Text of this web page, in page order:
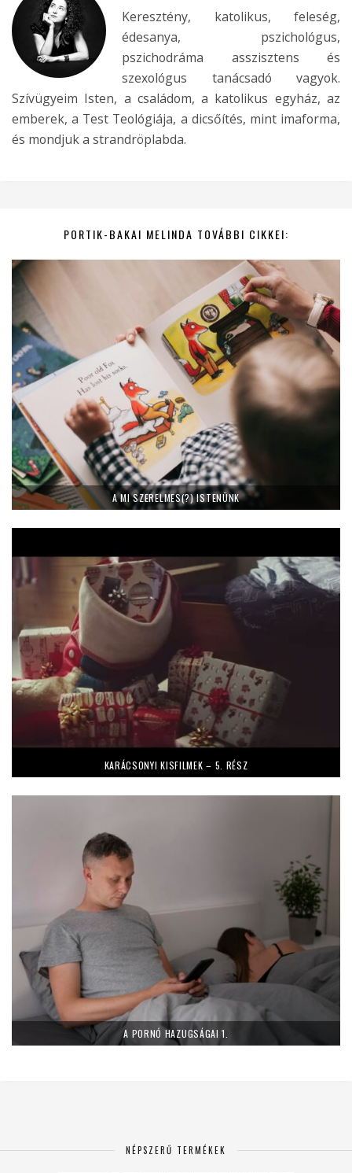
Keresztény, katolikus, feleség,
édesanya, pszichológus,
pszichodráma asszisztens és
szexológus tanácsadó vagyok.
Szívügyeim Isten, a családom, a katolikus egyház, az
emberek, a Test Teológiája, a dicsőítés, mint imaforma,
és mondjuk a strandröplabda.
PORTIK-BAKAI MELINDA TOVÁBBI CIKKEI:
A MI SZERELMES(?) ISTENÜNK
KARÁCSONYI KISFILMEK – 5. RÉSZ
A PORNÓ HAZUGSÁGAI 1.
NÉPSZERŰ TERMÉKEK